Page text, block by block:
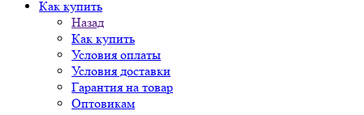
Как купить
Назад
Как купить
Условия оплаты
Условия доставки
Гарантия на товар
Оптовикам